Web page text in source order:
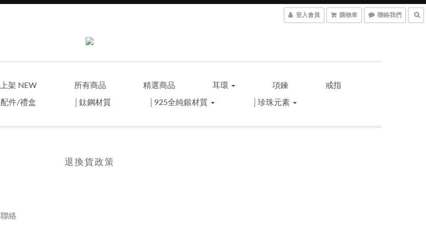
登入會員 購物車 聯絡我們
架 NEW 所有商品 精選商品 耳環 項鍊 戒指
配件/禮盒 │鈦鋼材質 │925全純銀材質 │珍珠元素
退換貨政策
絡